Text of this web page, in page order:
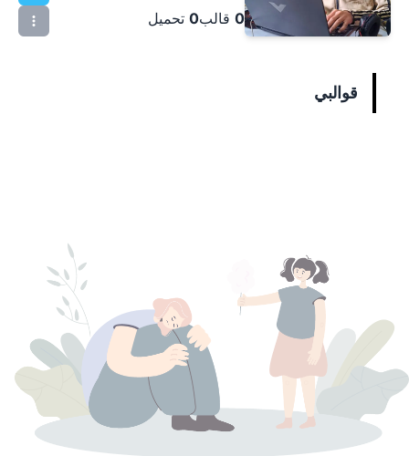
0 قالب0 تحميل
قوالبي